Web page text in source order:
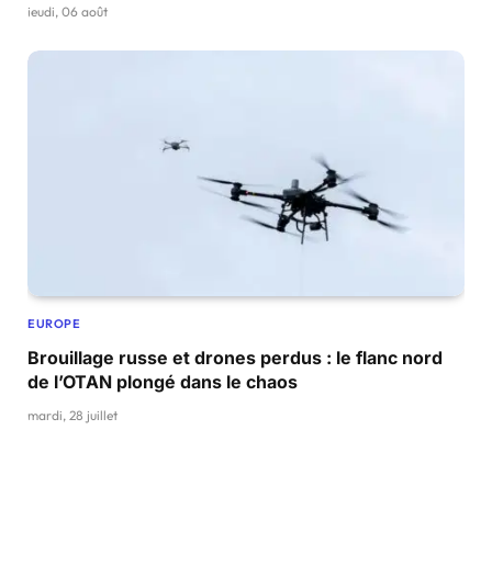
jeudi, 06 août
EUROPE
Brouillage russe et drones perdus : le flanc nord
de l’OTAN plongé dans le chaos
mardi, 28 juillet